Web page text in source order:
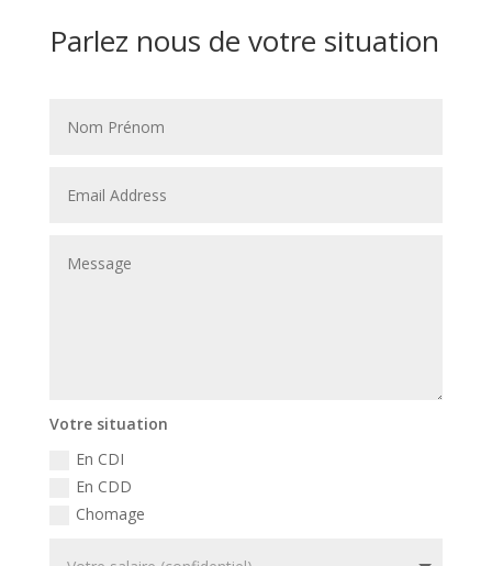
Parlez nous de votre situation
Votre situation
En CDI
En CDD
Chomage